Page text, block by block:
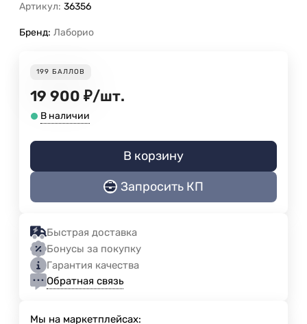
Артикул: 36356
Бренд: Лаборио
199 БАЛЛОВ
19 900 ₽/шт.
В наличии
В корзину
Запросить КП
Быстрая доставка
Бонусы за покупку
Гарантия качества
Обратная связь
Мы на маркетплейсах: